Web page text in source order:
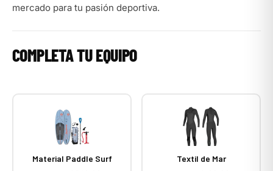
mercado para tu pasión deportiva.
COMPLETA TU EQUIPO
Material Paddle Surf Textil de Mar